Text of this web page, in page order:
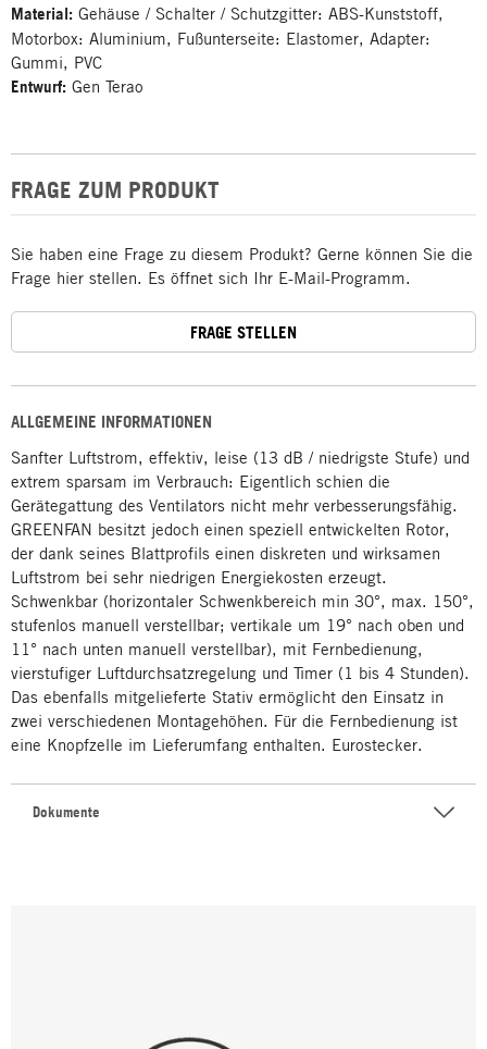
ALLGEMEINE INFORMATIONEN
Sanfter Luftstrom, effektiv, leise (13 dB / niedrigste Stufe) und
extrem sparsam im Verbrauch: Eigentlich schien die
Gerätegattung des Ventilators nicht mehr verbesserungsfähig.
GREENFAN besitzt jedoch einen speziell entwickelten Rotor,
der dank seines Blattprofils einen diskreten und wirksamen
Luftstrom bei sehr niedrigen Energiekosten erzeugt.
Schwenkbar (horizontaler Schwenkbereich min 30°, max. 150°,
stufenlos manuell verstellbar; vertikale um 19° nach oben und
11° nach unten manuell verstellbar), mit Fernbedienung,
vierstufiger Luftdurchsatzregelung und Timer (1 bis 4 Stunden).
Das ebenfalls mitgelieferte Stativ ermöglicht den Einsatz in
zwei verschiedenen Montagehöhen. Für die Fernbedienung ist
eine Knopfzelle im Lieferumfang enthalten. Eurostecker.
Dokumente
Material: Gehäuse / Schalter / Schutzgitter: ABS-Kunststoff,
Motorbox: Aluminium, Fußunterseite: Elastomer, Adapter:
Gummi, PVC
Entwurf: Gen Terao
FRAGE ZUM PRODUKT
Sie haben eine Frage zu diesem Produkt? Gerne können Sie die
Frage hier stellen. Es öffnet sich Ihr E-Mail-Programm.
FRAGE STELLEN